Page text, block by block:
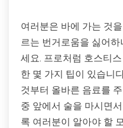
여러분은 바에 가는 것
르는 번거로움을 싫어
세요. 프로처럼 호스티
한 몇 가지 팁이 있습니
것부터 올바른 음료를
중 앞에서 술을 마시면
록 여러분이 알아야 할